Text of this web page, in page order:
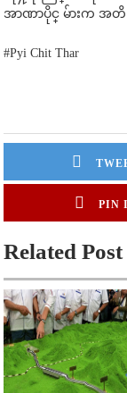
အာဏာပိုင္ မ်ားက အ
#Pyi Chit Thar
PIN
Related Post